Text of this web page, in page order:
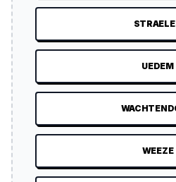
UEDEM
WEEZE